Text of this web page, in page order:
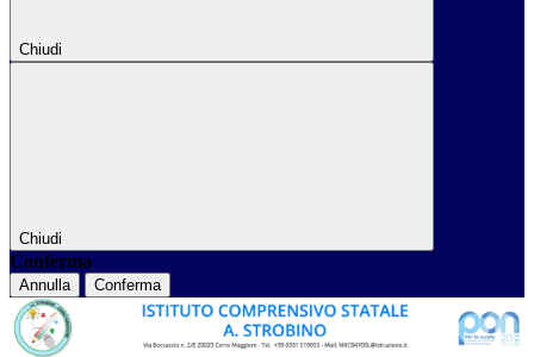
Chiudi
Chiudi
Conferma
Annulla Conferma